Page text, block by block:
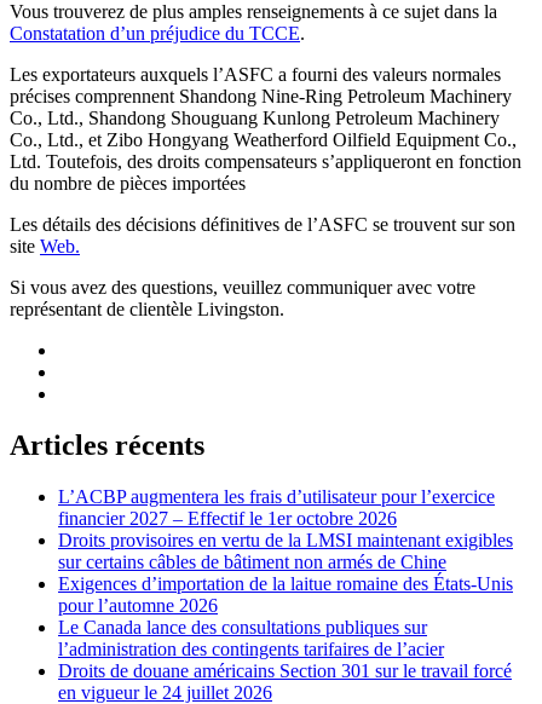
Vous trouverez de plus amples renseignements à ce sujet dans la
Constatation d’un préjudice du TCCE.
Les exportateurs auxquels l’ASFC a fourni des valeurs normales
précises comprennent Shandong Nine-Ring Petroleum Machinery
Co., Ltd., Shandong Shouguang Kunlong Petroleum Machinery
Co., Ltd., et Zibo Hongyang Weatherford Oilfield Equipment Co.,
Ltd. Toutefois, des droits compensateurs s’appliqueront en fonction
du nombre de pièces importées
Les détails des décisions définitives de l’ASFC se trouvent sur son
site Web.
Si vous avez des questions, veuillez communiquer avec votre
représentant de clientèle Livingston.
Articles récents
L’ACBP augmentera les frais d’utilisateur pour l’exercice
financier 2027 – Effectif le 1er octobre 2026
Droits provisoires en vertu de la LMSI maintenant exigibles
sur certains câbles de bâtiment non armés de Chine
Exigences d’importation de la laitue romaine des États-Unis
pour l’automne 2026
Le Canada lance des consultations publiques sur
l’administration des contingents tarifaires de l’acier
Droits de douane américains Section 301 sur le travail forcé
en vigueur le 24 juillet 2026